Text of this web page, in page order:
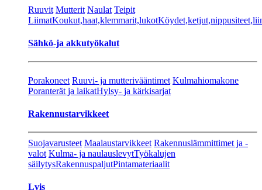
Ruuvit Mutterit Naulat Teipit
LiimatKoukut,haat,klemmarit,lukot
Sähkö-ja akkutyökalut
Porakoneet Ruuvi- ja mutterivääntimet Kulmahiomakone
Poranterät ja laikatHylsy- ja kärkisarjat
Rakennustarvikkeet
Suojavarusteet Maalaustarvikkeet Rakennuslämmittimet ja -
valot Kulma- ja naulauslevytTyökalujen
säilytysRakennuspaljutPintamateriaalit
Lvis